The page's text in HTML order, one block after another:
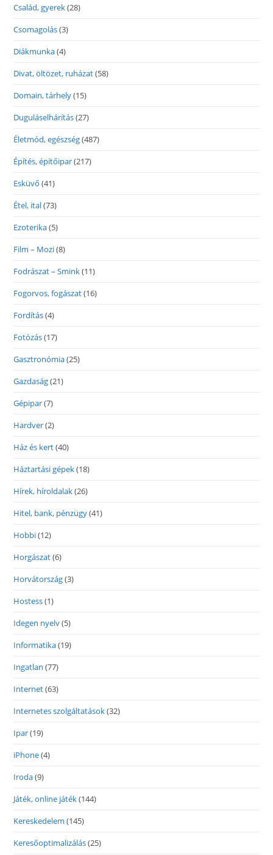
Család, gyerek(28)
Csomagolás(3)
Diákmunka(4)
Divat, öltözet, ruházat(58)
Domain, tárhely(15)
Duguláselhárítás(27)
Életmód, egészség(487)
Építés, építőipar(217)
Esküvő (41)
Étel, ital(73)
Ezoterika(5)
Film – Mozi(8)
Fodrászat – Smink(11)
Fogorvos, fogászat(16)
Fordítás(4)
Fotózás(17)
Gasztronómia(25)
Gazdaság(21)
Gépipar(7)
Hardver(2)
Ház és kert(40)
Háztartási gépek(18)
Hírek, híroldalak(26)
Hitel, bank, pénzügy(41)
Hobbi(12)
Horgászat(6)
Horvátország(3)
Hostess(1)
Idegen nyelv(5)
Informatika(19)
Ingatlan (77)
Internet(63)
Internetes szolgáltatások(32)
Ipar(19)
iPhone(4)
Iroda(9)
Játék, online játék(144)
Kereskedelem (145)
Keresőoptimalizálás(25)